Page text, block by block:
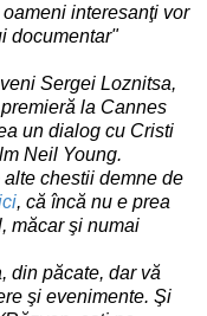
interesanţi vor
documentar"
Sergei Loznitsa,
la Cannes
un dialog cu Cristi
Neil Young.
chestii demne de
, că încă nu e prea
măcar şi numai
din păcate, dar vă
şi evenimente. Şi